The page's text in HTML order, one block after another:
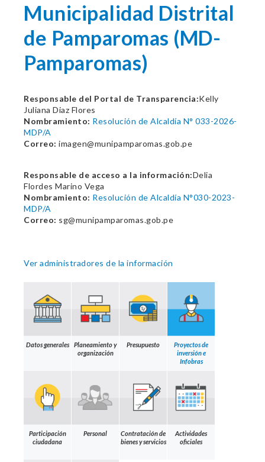
Municipalidad Distrital
de Pamparomas (MD-
Pamparomas)
Responsable del Portal de Transparencia:Kelly
Juliana Diaz Flores
Nombramiento: Resolución de Alcaldía N° 033-2026-
MDP/A
Correo: imagen@munipamparomas.gob.pe
Responsable de acceso a la información:Delia
Flordes Marino Vega
Nombramiento: Resolución de Alcaldía N°030-2023-
MDP/A
Correo: sg@munipamparomas.gob.pe
Ver administradores de la información
Datos generales
Planeamiento y
organización
Presupuesto
Proyectos de
inversión e
Infobras
Participación
ciudadana
Personal
Contratación de
bienes y servicios
Actividades
oficiales